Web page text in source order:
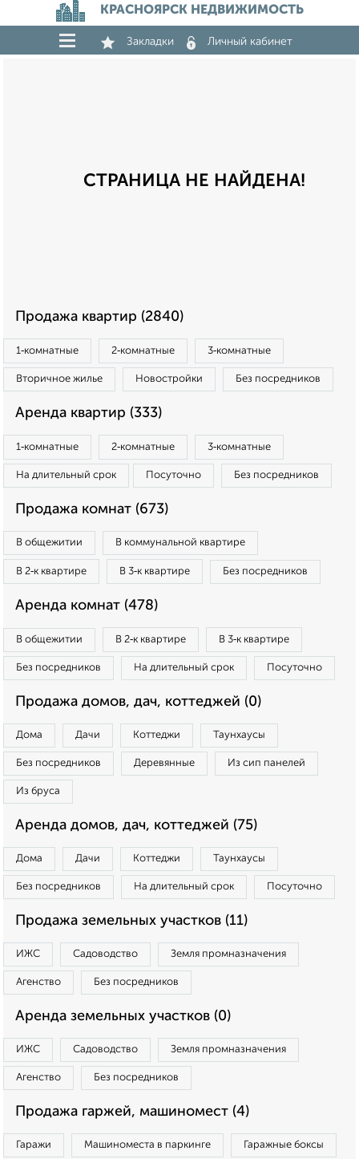
КРАСНОЯРСК НЕДВИЖИМОСТЬ
Закладки Личный кабинет
СТРАНИЦА НЕ НАЙДЕНА!
Продажа квартир (2840)
1‑комнатные 2‑комнатные 3‑комнатные
Вторичное жилье Новостройки Без посредников
Аренда квартир (333)
1‑комнатные 2‑комнатные 3‑комнатные
На длительный срок Посуточно Без посредников
Продажа комнат (673)
В общежитии В коммунальной квартире
В 2‑к квартире В 3‑к квартире Без посредников
Аренда комнат (478)
В общежитии В 2‑к квартире В 3‑к квартире
Без посредников На длительный срок Посуточно
Продажа домов, дач, коттеджей (0)
Дома Дачи Коттеджи Таунхаусы
Без посредников Деревянные Из сип панелей
Из бруса
Аренда домов, дач, коттеджей (75)
Дома Дачи Коттеджи Таунхаусы
Без посредников На длительный срок Посуточно
Продажа земельных участков (11)
ИЖС Садоводство Земля промназначения
Агенство Без посредников
Аренда земельных участков (0)
ИЖС Садоводство Земля промназначения
Агенство Без посредников
Продажа гаржей, машиномест (4)
Гаражи Машиноместа в паркинге Гаражные боксы